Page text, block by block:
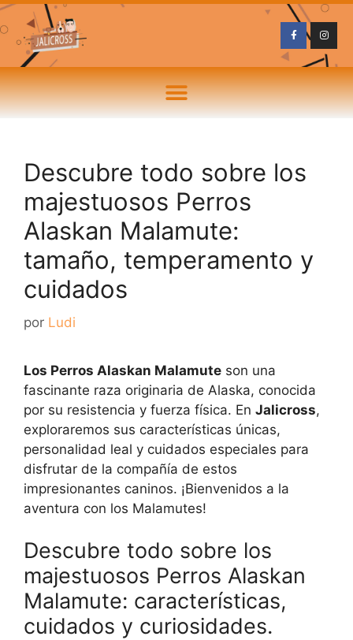
Descubre todo sobre los
majestuosos Perros
Alaskan Malamute:
tamaño, temperamento y
cuidados
por Ludi
Los Perros Alaskan Malamute son una
fascinante raza originaria de Alaska, conocida
por su resistencia y fuerza física. En Jalicross,
exploraremos sus características únicas,
personalidad leal y cuidados especiales para
disfrutar de la compañía de estos
impresionantes caninos. ¡Bienvenidos a la
aventura con los Malamutes!
Descubre todo sobre los
majestuosos Perros Alaskan
Malamute: características,
cuidados y curiosidades.